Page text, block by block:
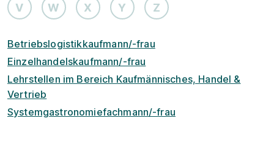
V W X Y Z
Betriebslogistikkaufmann/-frau
Einzelhandelskaufmann/-frau
Lehrstellen im Bereich Kaufmännisches, Handel &
Vertrieb
Systemgastronomiefachmann/-frau